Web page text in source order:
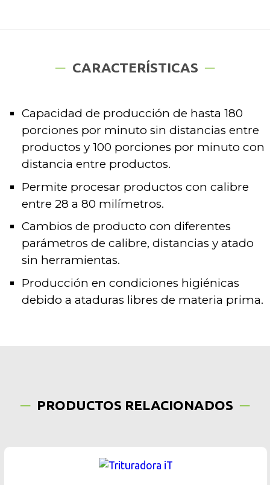
CARACTERÍSTICAS
Capacidad de producción de hasta 180
porciones por minuto sin distancias entre
productos y 100 porciones por minuto con
distancia entre productos.
Permite procesar productos con calibre
entre 28 a 80 milímetros.
Cambios de producto con diferentes
parámetros de calibre, distancias y atado
sin herramientas.
Producción en condiciones higiénicas
debido a ataduras libres de materia prima.
PRODUCTOS RELACIONADOS